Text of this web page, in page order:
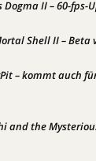
Dogma II – 60-
Shell II – Beta
– kommt auch
and the